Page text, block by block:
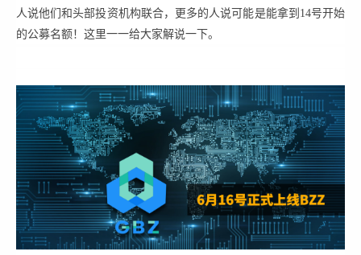
人说他们和头部投资机构联合，更多的人说可能是能拿到14号开始
的公募名额！这里一一给大家解说一下。